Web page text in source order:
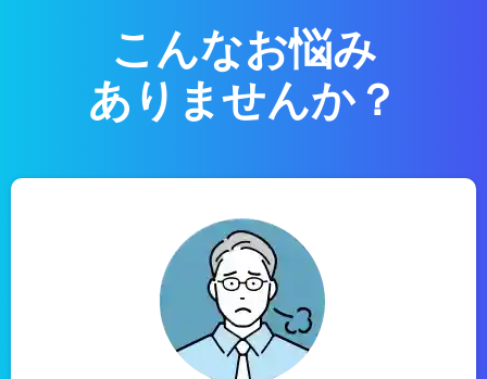
こんなお悩み
ありませんか？